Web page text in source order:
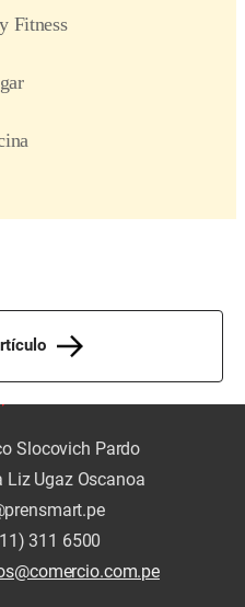
Slocovich Pardo
Liz Ugaz Oscanoa
311 6500